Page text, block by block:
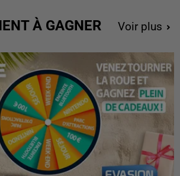
À GAGNER Voir plus